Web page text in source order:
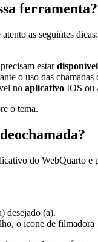
ferramenta?
as seguintes dicas:
estar
o uso das
no aplicativo IOS ou
o tema.
do WebQuarto e
desejado (a).
o ícone de filmadora